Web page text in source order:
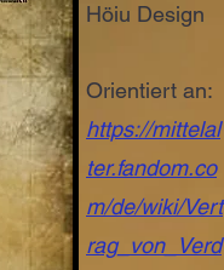
Höiu Design
Orientiert an:
https://mittelal
ter.fandom.co
m/de/wiki/Vert
rag_von_Verd